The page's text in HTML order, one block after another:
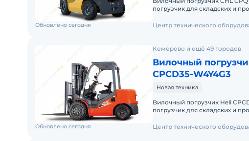
погрузчик для складских и
Обновлено сегодня Центр технического
Кемерово и ещё 49 городов
Вилочный
CPCD35-W4Y4G3
Новая техника
Вилочный погрузчик Heli
погрузчик для складских и
Обновлено сегодня Центр технического